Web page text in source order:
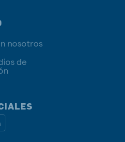
nosotros
de